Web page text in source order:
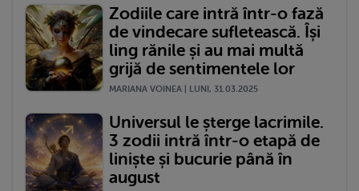
Zodiile care intră într-o fază
de vindecare sufletească. Își
ling rănile și au mai multă
grijă de sentimentele lor
MARIANA VOINEA | LUNI, 31.03.2025
Universul le șterge lacrimile.
3 zodii intră într-o etapă de
liniște și bucurie până în
august